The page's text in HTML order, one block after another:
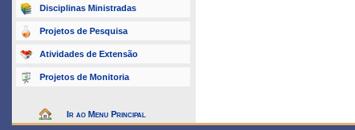
Disciplinas Ministradas
Projetos de Pesquisa
Atividades de Extensão
Projetos de Monitoria
Ir ao Menu Principal